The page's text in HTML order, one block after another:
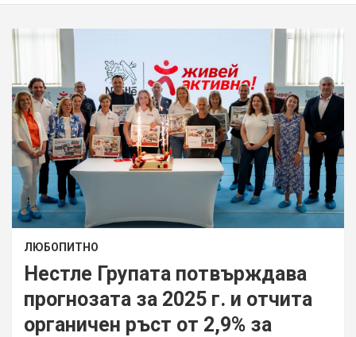
ЛЮБОПИТНО
Нестле Групата потвърждава
прогнозата за 2025 г. и отчита
органичен ръст от 2,9% за